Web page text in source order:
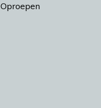
Oproepen